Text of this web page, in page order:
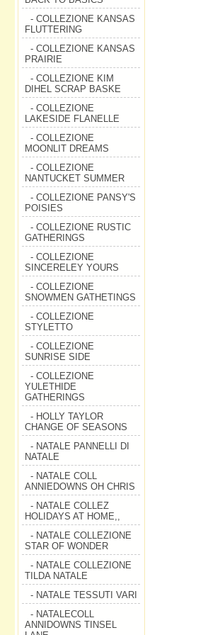
- COLLEZIONE KANSAS
FLUTTERING
- COLLEZIONE KANSAS
PRAIRIE
- COLLEZIONE KIM
DIHEL SCRAP BASKE
- COLLEZIONE
LAKESIDE FLANELLE
- COLLEZIONE
MOONLIT DREAMS
- COLLEZIONE
NANTUCKET SUMMER
- COLLEZIONE PANSY'S
POISIES
- COLLEZIONE RUSTIC
GATHERINGS
- COLLEZIONE
SINCERELEY YOURS
- COLLEZIONE
SNOWMEN GATHETINGS
- COLLEZIONE
STYLETTO
- COLLEZIONE
SUNRISE SIDE
- COLLEZIONE
YULETHIDE
GATHERINGS
- HOLLY TAYLOR
CHANGE OF SEASONS
- NATALE PANNELLI DI
NATALE
- NATALE COLL
ANNIEDOWNS OH CHRIS
- NATALE COLLEZ
HOLIDAYS AT HOME,,
- NATALE COLLEZIONE
STAR OF WONDER
- NATALE COLLEZIONE
TILDA NATALE
- NATALE TESSUTI VARI
- NATALECOLL
ANNIDOWNS TINSEL